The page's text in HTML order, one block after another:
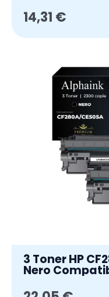
14,31 €
3 Toner HP
Nero